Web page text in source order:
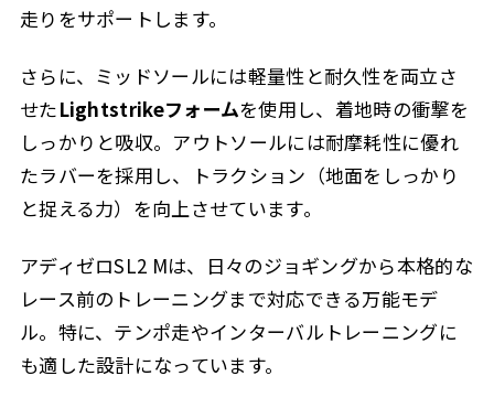
走りをサポートします。
さらに、ミッドソールには軽量性と耐久性を両立さ
せたLightstrikeフォームを使用し、着地時の衝撃を
しっかりと吸収。アウトソールには耐摩耗性に優れ
たラバーを採用し、トラクション（地面をしっかり
と捉える力）を向上させています。
アディゼロSL2 Mは、日々のジョギングから本格的な
レース前のトレーニングまで対応できる万能モデ
ル。特に、テンポ走やインターバルトレーニングに
も適した設計になっています。